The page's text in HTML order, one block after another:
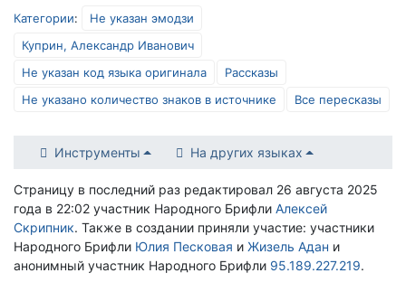
Категории:
Не указан эмодзи
Куприн, Александр Иванович
Не указан код языка оригинала
Рассказы
Не указано количество знаков в источнике
Все пересказы
Инструменты На других языках
Страницу в последний раз редактировал 26 августа 2025
года в 22:02 участник Народного Брифли Алексей
Скрипник. Также в создании приняли участие: участники
Народного Брифли Юлия Песковая и Жизель Адан и
анонимный участник Народного Брифли 95.189.227.219.